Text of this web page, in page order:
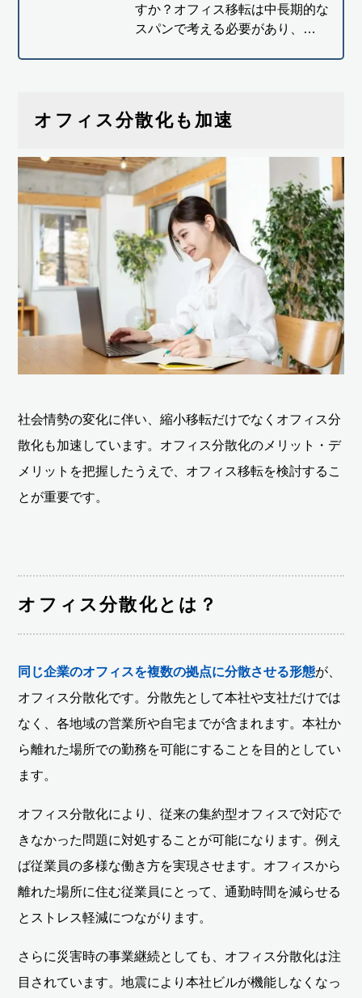
すか？オフィス移転は中長期的な
スパンで考える必要があり、…
オフィス分散化も加速
社会情勢の変化に伴い、縮小移転だけでなくオフィス分
散化も加速しています。オフィス分散化のメリット・デ
メリットを把握したうえで、オフィス移転を検討するこ
とが重要です。
オフィス分散化とは？
同じ企業のオフィスを複数の拠点に分散させる形態が、
オフィス分散化です。分散先として本社や支社だけでは
なく、各地域の営業所や自宅までが含まれます。本社か
ら離れた場所での勤務を可能にすることを目的としてい
ます。
オフィス分散化により、従来の集約型オフィスで対応で
きなかった問題に対処することが可能になります。例え
ば従業員の多様な働き方を実現させます。オフィスから
離れた場所に住む従業員にとって、通勤時間を減らせる
とストレス軽減につながります。
さらに災害時の事業継続としても、オフィス分散化は注
目されています。地震により本社ビルが機能しなくなっ